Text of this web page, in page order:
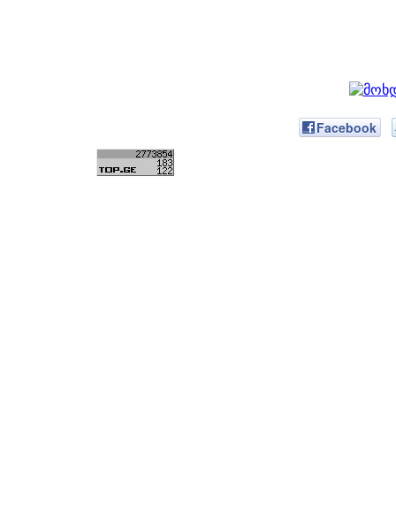
Facebook